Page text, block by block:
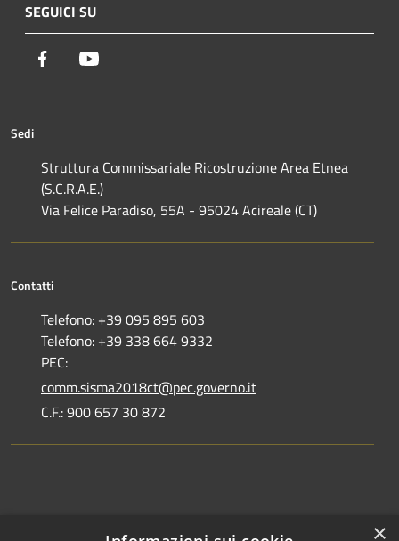
SEGUICI SU
Facebook
Sedi
Struttura Commissariale Ricostruzione Area Etnea
(S.C.R.A.E.)
Via Felice Paradiso, 55A - 95024 Acireale (CT)
Contatti
Telefono: +39 095 895 603
Telefono: +39 338 664 9332
PEC:
comm.sisma2018ct@pec.governo.it
C.F.: 900 657 30 872
×